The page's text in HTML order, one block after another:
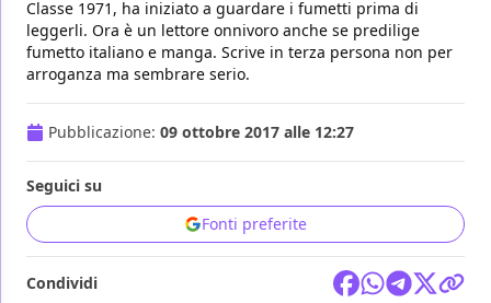
Classe 1971, ha iniziato a guardare i fumetti prima di
leggerli. Ora è un lettore onnivoro anche se predilige
fumetto italiano e manga. Scrive in terza persona non per
arroganza ma sembrare serio.
Pubblicazione: 09 ottobre 2017 alle 12:27
Seguici su
Fonti preferite
Condividi